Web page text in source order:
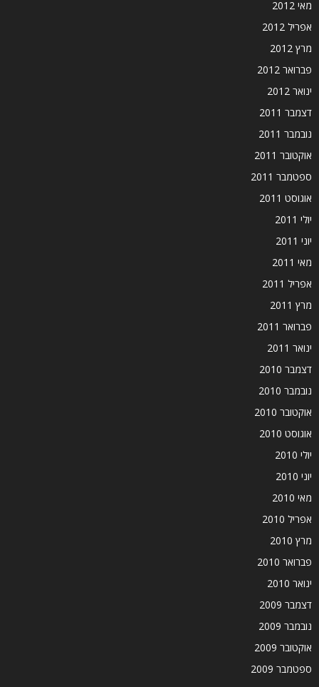
מאי 2012
אפריל 2012
מרץ 2012
פברואר 2012
ינואר 2012
דצמבר 2011
נובמבר 2011
אוקטובר 2011
ספטמבר 2011
אוגוסט 2011
יולי 2011
יוני 2011
מאי 2011
אפריל 2011
מרץ 2011
פברואר 2011
ינואר 2011
דצמבר 2010
נובמבר 2010
אוקטובר 2010
אוגוסט 2010
יולי 2010
יוני 2010
מאי 2010
אפריל 2010
מרץ 2010
פברואר 2010
ינואר 2010
דצמבר 2009
נובמבר 2009
אוקטובר 2009
ספטמבר 2009